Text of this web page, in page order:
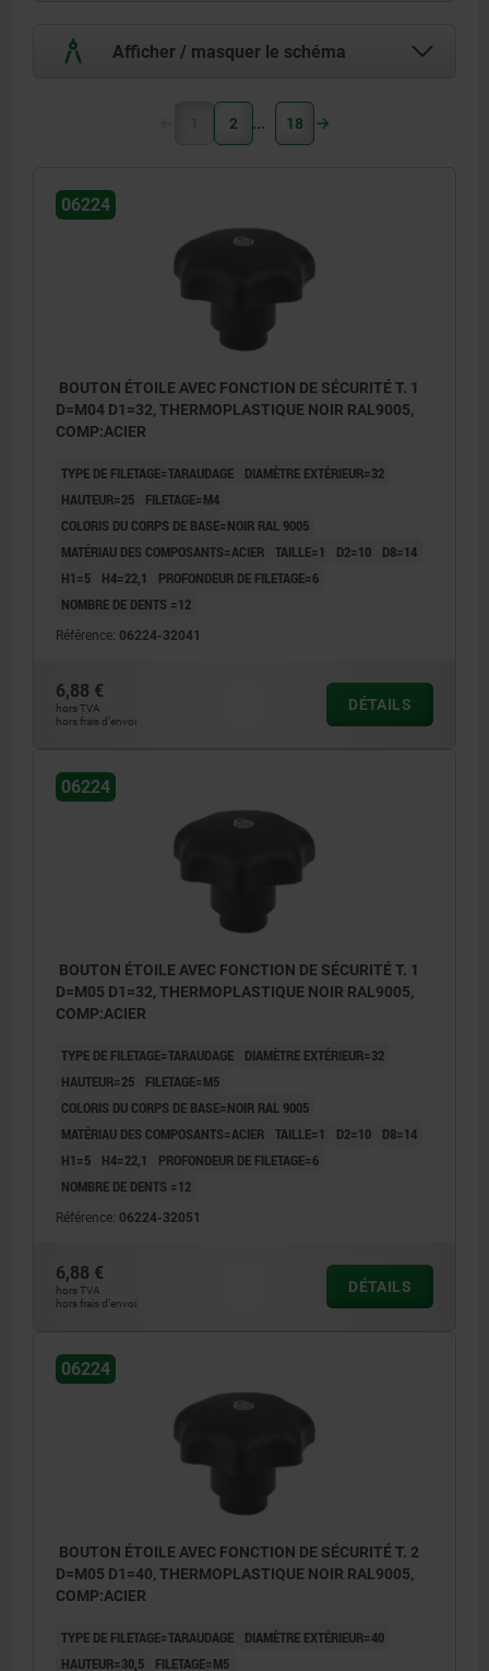
Afficher / masquer le schéma
1 2 18
06224
BOUTON ÉTOILE AVEC FONCTION DE SÉCURITÉ T. 1
D=M04 D1=32, THERMOPLASTIQUE NOIR RAL9005,
COMP:ACIER
TYPE DE FILETAGE=TARAUDAGE
DIAMÈTRE EXTÉRIEUR=32
HAUTEUR=25
FILETAGE=M4
COLORIS DU CORPS DE BASE=NOIR RAL 9005
MATÉRIAU DES COMPOSANTS=ACIER TAILLE=1 D2=10
D8=14
H1=5
H4=22,1
PROFONDEUR DE FILETAGE=6
NOMBRE DE DENTS =12
Référence: 06224-32041
6,88 €
hors TVA
hors frais d’envoi
DÉTAILS
06224
BOUTON ÉTOILE AVEC FONCTION DE SÉCURITÉ T. 1
D=M05 D1=32, THERMOPLASTIQUE NOIR RAL9005,
COMP:ACIER
TYPE DE FILETAGE=TARAUDAGE
DIAMÈTRE EXTÉRIEUR=32
HAUTEUR=25
FILETAGE=M5
COLORIS DU CORPS DE BASE=NOIR RAL 9005
MATÉRIAU DES COMPOSANTS=ACIER TAILLE=1 D2=10
D8=14
H1=5
H4=22,1
PROFONDEUR DE FILETAGE=6
NOMBRE DE DENTS =12
Référence: 06224-32051
6,88 €
hors TVA
hors frais d’envoi
DÉTAILS
06224
BOUTON ÉTOILE AVEC FONCTION DE SÉCURITÉ T. 2
D=M05 D1=40, THERMOPLASTIQUE NOIR RAL9005,
COMP:ACIER
TYPE DE FILETAGE=TARAUDAGE
DIAMÈTRE EXTÉRIEUR=40
HAUTEUR=30,5
FILETAGE=M5